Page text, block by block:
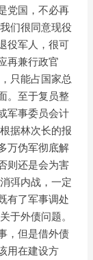
党国，不必再
们很同意现役
役军人，很可
再兼行政官
只能占国家总
。至于复员整
军事委员会计
据林次长的报
万伪军彻底解
则还是会为害
弭内战，一定
有了军事调处
于外债问题。
，但是借外债
用在建设方